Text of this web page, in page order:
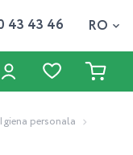
43 43 46 RO
Igiena personala